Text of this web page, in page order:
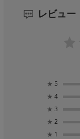
レビュー
★ 5
★ 4
★ 3
★ 2
★ 1